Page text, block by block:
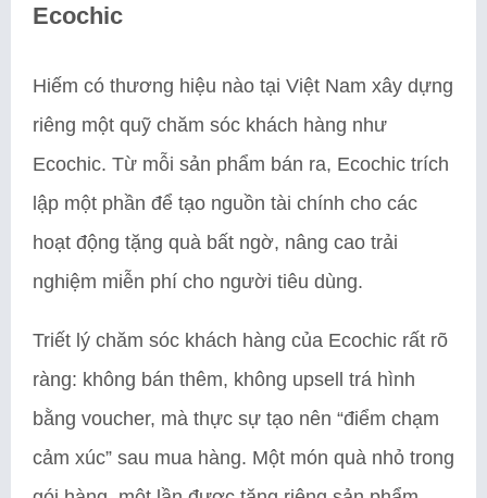
Ecochic
Hiếm có thương hiệu nào tại Việt Nam xây dựng
riêng một quỹ chăm sóc khách hàng như
Ecochic. Từ mỗi sản phẩm bán ra, Ecochic trích
lập một phần để tạo nguồn tài chính cho các
hoạt động tặng quà bất ngờ, nâng cao trải
nghiệm miễn phí cho người tiêu dùng.
Triết lý chăm sóc khách hàng của Ecochic rất rõ
ràng: không bán thêm, không upsell trá hình
bằng voucher, mà thực sự tạo nên “điểm chạm
cảm xúc” sau mua hàng. Một món quà nhỏ trong